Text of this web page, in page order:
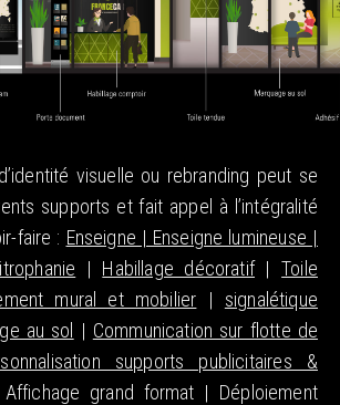
visuelle ou rebranding peut se
supports et fait appel à l’intégralité
faire : Enseigne | Enseigne lumineuse |
| Habillage décoratif|Toile
mural et mobilier | signalétique
au sol | Communication sur flotte de
supports publicitaires &
grand format | Déploiement